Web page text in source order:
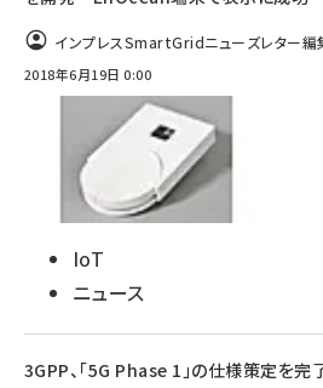
インプレスSmartGridニューズレター編
2018年6月19日 0:00
IoT
ニュース
3GPP、「5G Phase 1」の仕様策定を完